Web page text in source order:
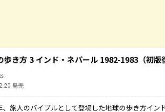
歩き方 3 インド・ネパール 1982-1983（初版
発売
、旅人のバイブルとして登場した地球の歩き方イ